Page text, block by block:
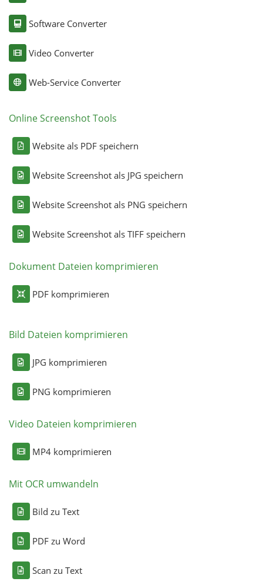
Software Converter
Video Converter
Web-Service Converter
Online Screenshot Tools
Website als PDF speichern
Website Screenshot als JPG speichern
Website Screenshot als PNG speichern
Website Screenshot als TIFF speichern
Dokument Dateien komprimieren
PDF komprimieren
Bild Dateien komprimieren
JPG komprimieren
PNG komprimieren
Video Dateien komprimieren
MP4 komprimieren
Mit OCR umwandeln
Bild zu Text
PDF zu Word
Scan zu Text